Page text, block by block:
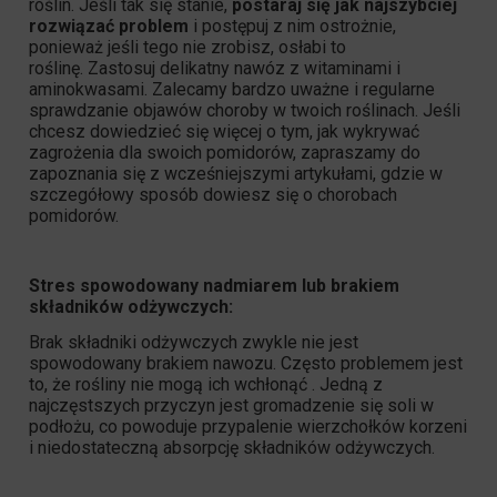
roślin. Jeśli tak się stanie, postaraj się jak najszybciej
rozwiązać problem i postępuj z nim ostrożnie,
ponieważ jeśli tego nie zrobisz, osłabi to
roślinę. Zastosuj delikatny nawóz z witaminami i
aminokwasami. Zalecamy bardzo uważne i regularne
sprawdzanie objawów choroby w twoich roślinach. Jeśli
chcesz dowiedzieć się więcej o tym, jak wykrywać
zagrożenia dla swoich pomidorów, zapraszamy do
zapoznania się z wcześniejszymi artykułami, gdzie w
szczegółowy sposób dowiesz się o chorobach
pomidorów.
Stres spowodowany nadmiarem lub brakiem
składników odżywczych:
Brak składniki odżywczych zwykle nie jest
spowodowany brakiem nawozu. Często problemem jest
to, że rośliny nie mogą ich wchłonąć . Jedną z
najczęstszych przyczyn jest gromadzenie się soli w
podłożu, co powoduje przypalenie wierzchołków korzeni
i niedostateczną absorpcję składników odżywczych.